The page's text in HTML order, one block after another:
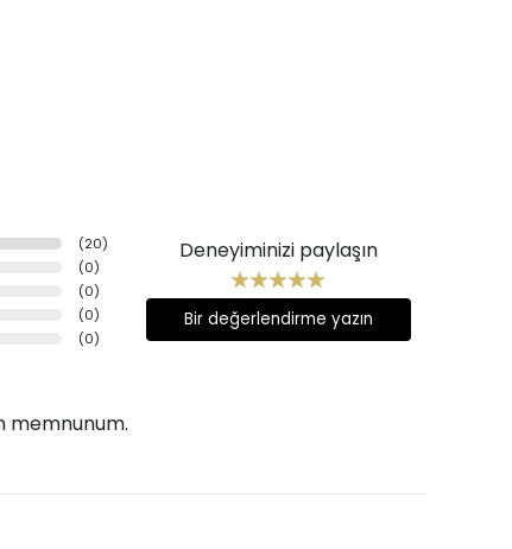
(20)
(0)
(0)
(0)
(0)
Deneyiminizi paylaşın
Bir değerlendirme yazın
memnunum.